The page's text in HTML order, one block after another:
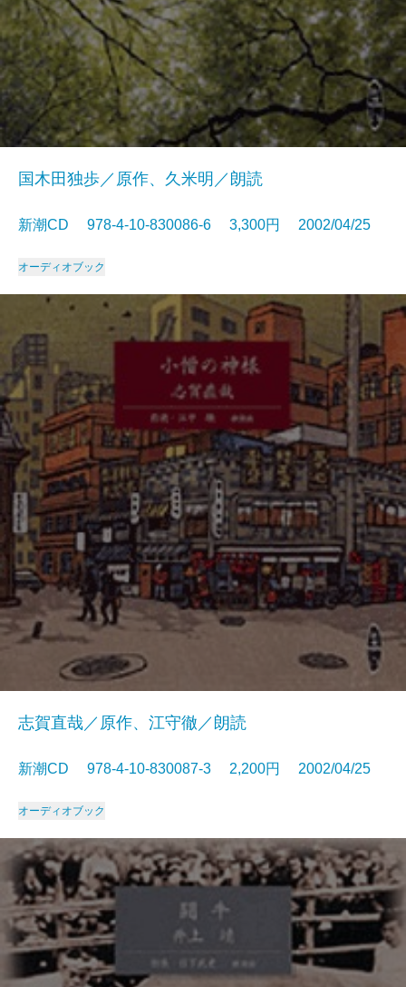
国木田独歩／原作、久米明／朗読
新潮CD 978-4-10-830086-6 3,300円 2002/04/25
オーディオブック
志賀直哉／原作、江守徹／朗読
新潮CD 978-4-10-830087-3 2,200円 2002/04/25
オーディオブック